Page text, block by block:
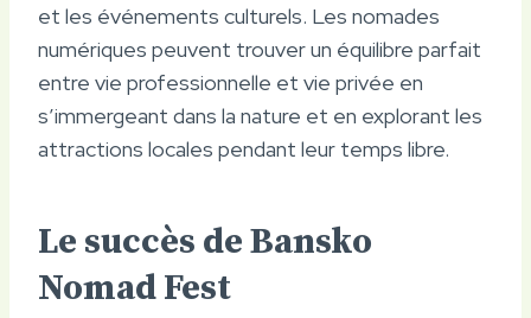
et les événements culturels. Les nomades
numériques peuvent trouver un équilibre parfait
entre vie professionnelle et vie privée en
s’immergeant dans la nature et en explorant les
attractions locales pendant leur temps libre.
Le succès de Bansko
Nomad Fest